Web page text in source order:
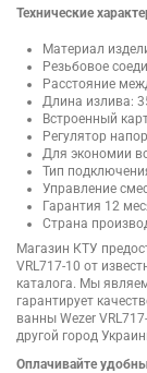
Технические
Материал
Резьбовое
Расстояние
Длина излива:
Встроенный
Регулятор
Для экономии
Тип
Управление
Гарантия 12
Страна
Магазин КТУ
VRL717-10 от
каталога. Мы
гарантирует
ванны Wezer
другой город
Оплачивайте